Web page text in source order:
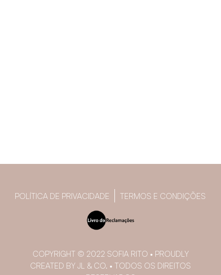
POLÍTICA DE PRIVACIDADE TERMOS E CONDIÇÕES
COPYRIGHT © 2022 SOFIA RITO • PROUDLY
CREATED BY JL & CO. • TODOS OS DIREITOS